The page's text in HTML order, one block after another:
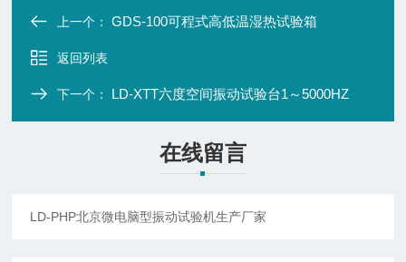
上一个：GDS-100可程式高低温湿热试验箱
返回列表
下一个： LD-XTT六度空间振动试验台1～5000HZ
在线留言